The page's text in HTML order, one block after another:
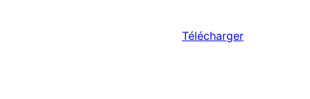
Télécharger